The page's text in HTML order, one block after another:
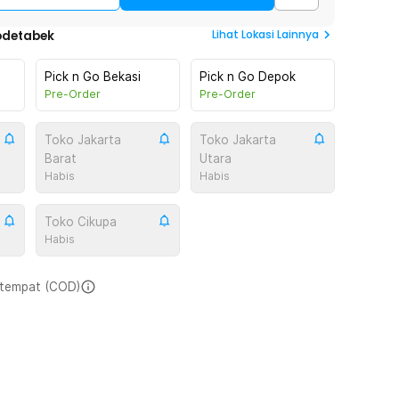
Lihat Lokasi Lainnya
Pick n Go Bekasi
Pre-Order
Pick n Go Depok
Pre-Order
Toko Jakarta
Barat
Habis
Toko Jakarta
Utara
Habis
Toko Cikupa
Habis
(COD)